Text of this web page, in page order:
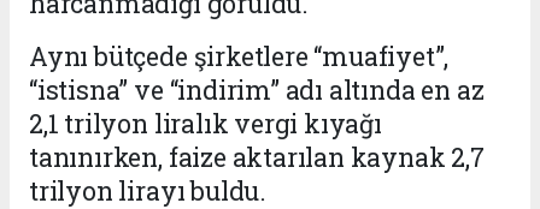
Aynı bütçede şirketlere “muafiyet”,
“istisna” ve “indirim” adı altında en az
2,1 trilyon liralık vergi kıyağı
tanınırken, faize aktarılan kaynak 2,7
trilyon lirayı buldu.